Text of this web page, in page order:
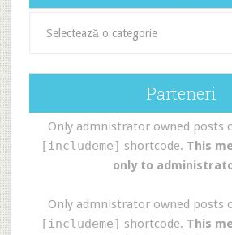
Parteneri
Only admnistrator owned posts
[includeme] shortcode. This
only to
Only admnistrator owned posts
[includeme] shortcode. This